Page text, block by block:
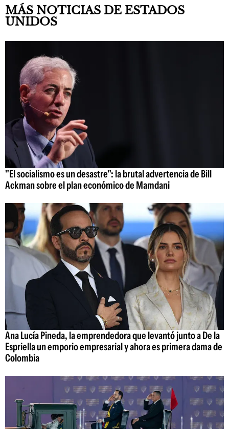
MÁS NOTICIAS DE ESTADOS
UNIDOS
"El socialismo es un desastre": la brutal advertencia de Bill
Ackman sobre el plan económico de Mamdani
Ana Lucía Pineda, la emprendedora que levantó junto a De la
Espriella un emporio empresarial y ahora es primera dama de
Colombia